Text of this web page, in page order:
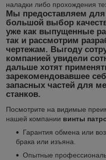
наладки либо прохождения
Мы предоставляем
большой выбор
уже как выпущенные
так и рассмотрим
чертежам. Выгоду
компанией увидели
дальше хотят
зарекомендовавшее
запасных частей для
станков.
Посмотрите на видимые
нашей компании винты
Гарантия обмена или
брака или изъяна.
Опытные